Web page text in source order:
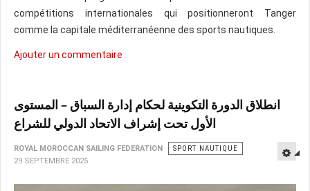
compétitions internationales qui positionneront Tanger
comme la capitale méditerranéenne des sports nautiques.
Ajouter un commentaire
انطلاق الدورة التكوينية لحكام إدارة السباق – المستوى
الأول تحت إشراف الاتحاد الدولي للشراع
ROYAL MOROCCAN SAILING FEDERATION
SPORT NAUTIQUE
29 SEPTEMBRE 2025